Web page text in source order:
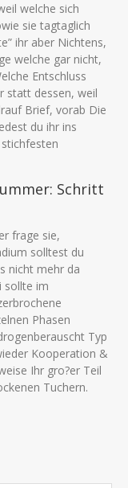
welche sich
sie tagtaglich
ihr aber Nichtens,
welche gar nicht,
Entschluss
statt dessen, weil
Brief, vorab Die
du ihr ins
Schritt
frage sie,
solltest du
nicht mehr da
sollte im
Phasen
Typ
Kooperation &
Ihr gro?er Teil
Tuchern.